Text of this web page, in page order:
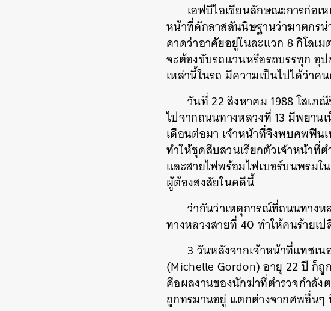
เอฟบีไอเขียนลักษณะการก่อเ
หน้าที่ดักลาสสันนิษฐานว่าฆาตกรน่
คาดว่าอาศัยอยู่ในละแวก 8 กิโลเ
จะต้องขับรถแวนหรือรถบรรทุก
เหล่านี้ในรถ มีความเป็นไปได้ว่า
วันที่ 22 สิงหาคม 1988 โสเภ
ไปจากถนนทางหลวงที่ 13 มีพยาน
เดือนต่อมา เจ้าหน้าที่จึงพบศพฟิน
ทำให้ชุดสืบสวนเรียกตัวเจ้าหน้าที่
และสายไฟพร้อมไฟเบอร์บนพรมใ
ผู้ต้องสงสัยในคดีนี้
ว่ากันว่าเหตุการณ์ที่ถนนทาง
ทางหลวงสายที่ 40 ทำให้คนร้าย
3 วันหลังจากเจ้าหน้าที่แทชเ
(Michelle Gordon) อายุ 22 ปี ก็
คือผลงานของนักฆ่าที่ตำรวจกำลั
ถูกทรมานอยู่ แตกต่างจากศพอื่นๆ